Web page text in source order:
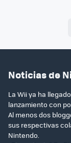
Noticias de
La Wii ya ha
lanzamiento con
Al menos dos
sus respectivas
Nintendo.